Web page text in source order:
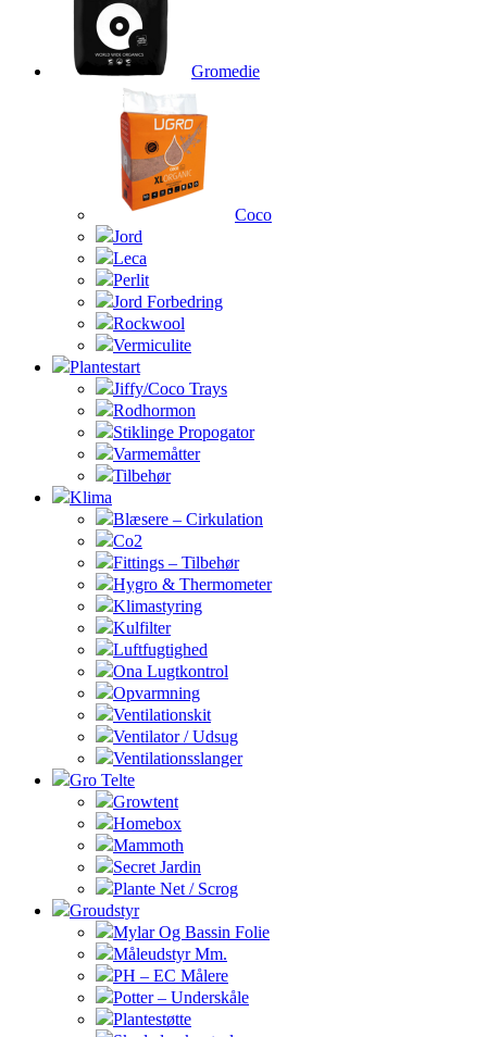
Gromedie
Coco
Jord
Leca
Perlit
Jord Forbedring
Rockwool
Vermiculite
Plantestart
Jiffy/Coco Trays
Rodhormon
Stiklinge Propogator
Varmemåtter
Tilbehør
Klima
Blæsere – Cirkulation
Co2
Fittings – Tilbehør
Hygro & Thermometer
Klimastyring
Kulfilter
Luftfugtighed
Ona Lugtkontrol
Opvarmning
Ventilationskit
Ventilator / Udsug
Ventilationsslanger
Gro Telte
Growtent
Homebox
Mammoth
Secret Jardin
Plante Net / Scrog
Groudstyr
Mylar Og Bassin Folie
Måleudstyr Mm.
PH – EC Målere
Potter – Underskåle
Plantestøtte